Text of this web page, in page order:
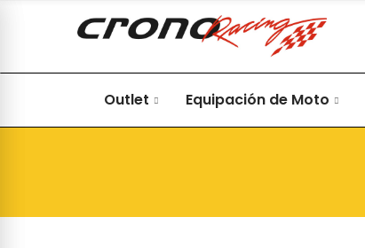
Outlet Equipación de Moto